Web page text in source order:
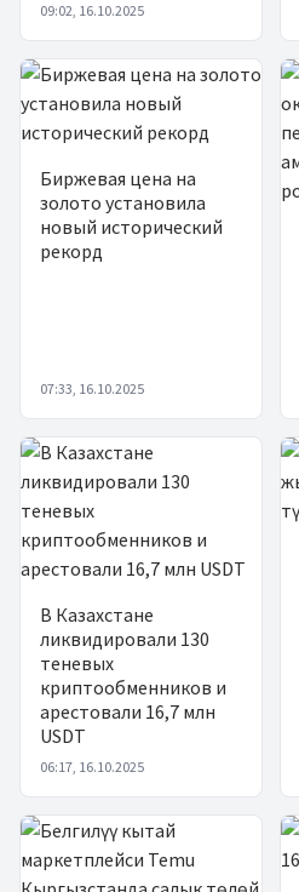
09:02, 16.10.2025
Биржевая цена на
золото установила
новый исторический
рекорд
07:33, 16.10.2025
В Казахстане
ликвидировали 130
теневых
криптообменников и
арестовали 16,7 млн
USDT
06:17, 16.10.2025